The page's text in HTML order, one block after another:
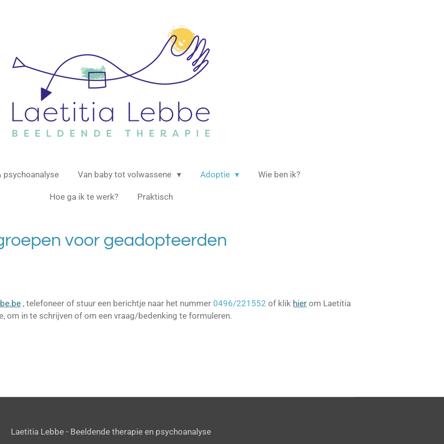
psychoanalyse Van baby tot volwassene Adoptie Wie ben ik?
Hoe ga ik te werk? Praktisch
voor geadopteerden
, telefoneer of stuur een berichtje naar het nummer 0496/221552 of klik hier om Laetitia
om in te schrijven of om een vraag/bedenking te formuleren.
Laetitia Lebbe - Beeldende therapie en psychoanalyse